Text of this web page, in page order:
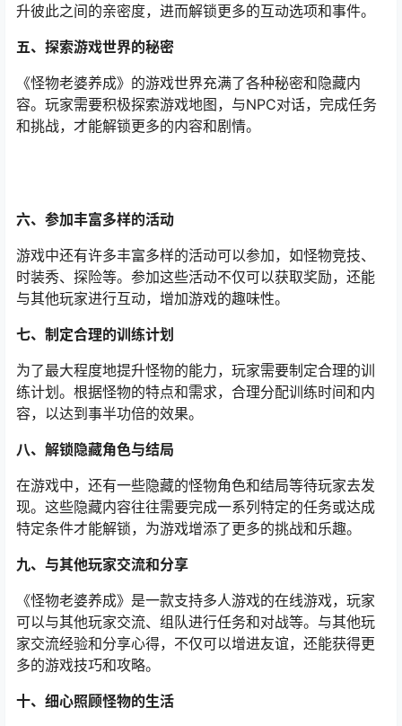
升彼此之间的亲密度，进而解锁更多的互动选项和事件。
五、探索游戏世界的秘密
《怪物老婆养成》的游戏世界充满了各种秘密和隐藏内
容。玩家需要积极探索游戏地图，与NPC对话，完成任务
和挑战，才能解锁更多的内容和剧情。
六、参加丰富多样的活动
游戏中还有许多丰富多样的活动可以参加，如怪物竞技、
时装秀、探险等。参加这些活动不仅可以获取奖励，还能
与其他玩家进行互动，增加游戏的趣味性。
七、制定合理的训练计划
为了最大程度地提升怪物的能力，玩家需要制定合理的训
练计划。根据怪物的特点和需求，合理分配训练时间和内
容，以达到事半功倍的效果。
八、解锁隐藏角色与结局
在游戏中，还有一些隐藏的怪物角色和结局等待玩家去发
现。这些隐藏内容往往需要完成一系列特定的任务或达成
特定条件才能解锁，为游戏增添了更多的挑战和乐趣。
九、与其他玩家交流和分享
《怪物老婆养成》是一款支持多人游戏的在线游戏，玩家
可以与其他玩家交流、组队进行任务和对战等。与其他玩
家交流经验和分享心得，不仅可以增进友谊，还能获得更
多的游戏技巧和攻略。
十、细心照顾怪物的生活